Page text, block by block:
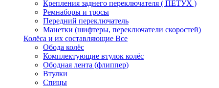
Крепления заднего переключателя ( ПЕТУХ )
Ремнаборы и тросы
Передний переключатель
Манетки (шифтеры, переключатели скоростей)
Колёса и их составляющие Все
Обода колёс
Комплектующие втулок колёс
Ободная лента (флиппер)
Втулки
Спицы